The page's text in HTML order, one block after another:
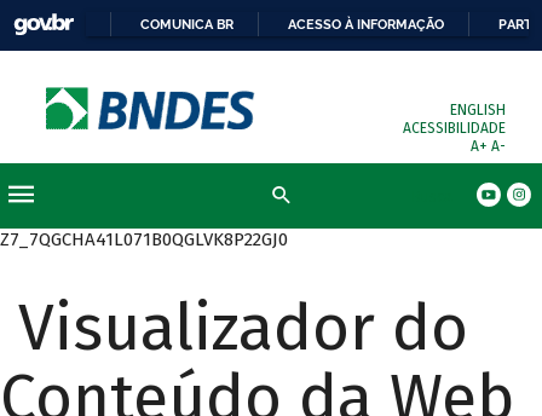
COMUNICA BR ACESSO À INFORMAÇÃO
ENGLISH
ACESSIBILIDADE
A+ A-
Z7_7QGCHA41L071B0QGLVK8P22GJ0
Visualizador do
Conteúdo da Web